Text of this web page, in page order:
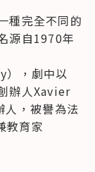
種完全不同的
源自1970年
，劇中以
辦人Xavier
，被譽為法
教育家